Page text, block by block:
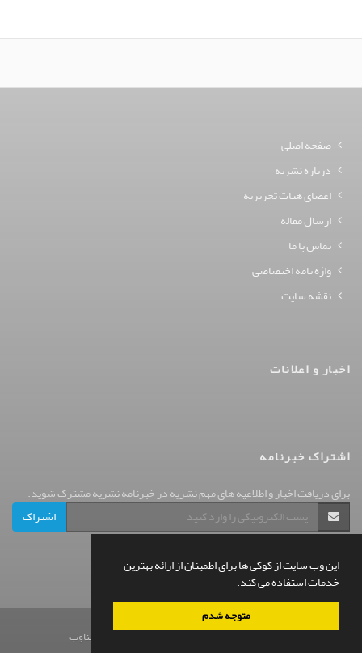
این وب سایت از کوکی ها برای اطمینان از ارائه بهترین
خدمات استفاده می کند.
متوجه شدم
صفحه اصلی
درباره نشریه
اعضای هیات تحریریه
ارسال مقاله
تماس با ما
واژه نامه اختصاصی
نقشه سایت
اخبار و اعلانات
اشتراک خبرنامه
برای دریافت اخبار و اطلاعیه های مهم نشریه در خبرنامه نشریه مشترک شوید.
اشتراک
© سامانه مدیریت نشریات علمی.قدرت گرفته از سیناوب